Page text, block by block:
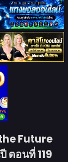
Future
ตอนที่ 119